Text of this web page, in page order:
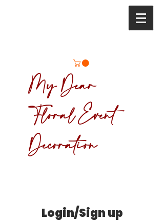
My Dear
Floral Event
Decoration
Login/Sign up